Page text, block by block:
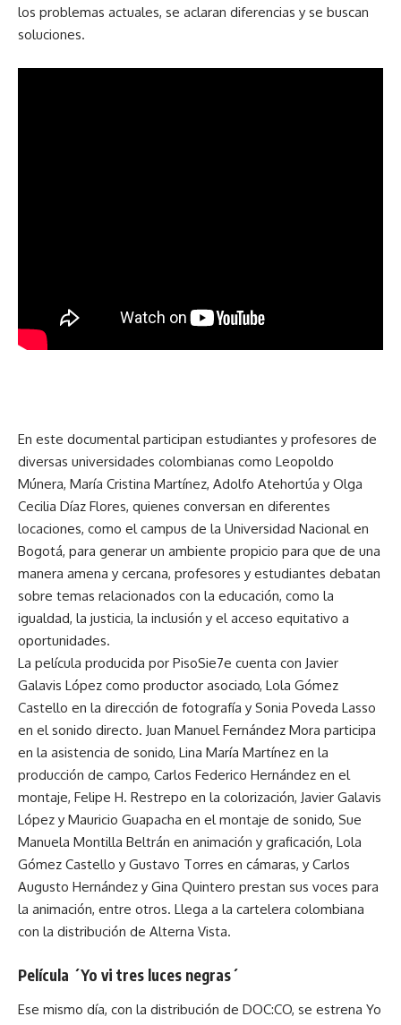
los problemas actuales, se aclaran diferencias y se buscan
soluciones.
En este documental participan estudiantes y profesores de
diversas universidades colombianas como Leopoldo
Múnera, María Cristina Martínez, Adolfo Atehortúa y Olga
Cecilia Díaz Flores, quienes conversan en diferentes
locaciones, como el campus de la Universidad Nacional en
Bogotá, para generar un ambiente propicio para que de una
manera amena y cercana, profesores y estudiantes debatan
sobre temas relacionados con la educación, como la
igualdad, la justicia, la inclusión y el acceso equitativo a
oportunidades.
La película producida por PisoSie7e cuenta con Javier
Galavis López como productor asociado, Lola Gómez
Castello en la dirección de fotografía y Sonia Poveda Lasso
en el sonido directo. Juan Manuel Fernández Mora participa
en la asistencia de sonido, Lina María Martínez en la
producción de campo, Carlos Federico Hernández en el
montaje, Felipe H. Restrepo en la colorización, Javier Galavis
López y Mauricio Guapacha en el montaje de sonido, Sue
Manuela Montilla Beltrán en animación y graficación, Lola
Gómez Castello y Gustavo Torres en cámaras, y Carlos
Augusto Hernández y Gina Quintero prestan sus voces para
la animación, entre otros. Llega a la cartelera colombiana
con la distribución de Alterna Vista.
Película ´Yo vi tres luces negras´
Ese mismo día, con la distribución de DOC:CO, se estrena Yo